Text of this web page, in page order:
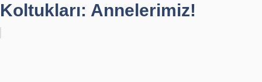
Koltukları: Annelerimiz!